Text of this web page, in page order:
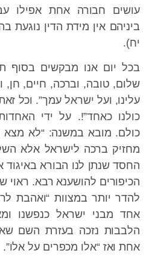
עושים חבורה אחת אפילו
ביניהם אין מידת הדין נוגעת
יח).
בכל יום אנו מבקשים בסוף
שלום, טובה, וברכה, חיים, חן,
עלינו, ועל ישראל עמך”. וכל
כולנו כאחד”!. על ידי
כולם. מובא במשנה: “לא מצא
מחזיק ברכה לישראל אלא
החסד שנתן לנו הבורא באיגוד
הכיפורים להושענא רבא. ראוי
להדר יותר במצוות “ואהבת
אחד מבני ישראל כנפשנו
הלבבות נזכה בעזרת השם
אחת ואז “אלו מכפרים על אלו”.